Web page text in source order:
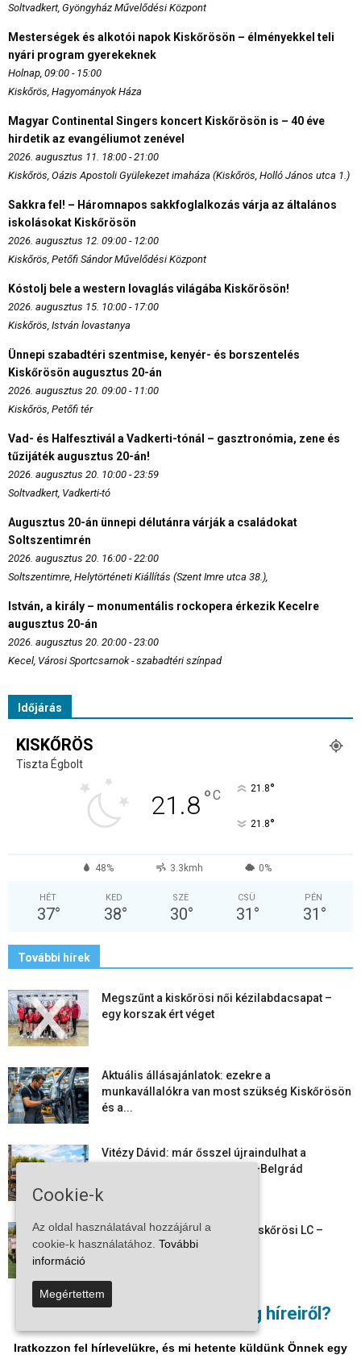
Nem akar lemaradni a térség híreiről?
Iratkozzon fel hírlevelükre, és mi hetente küldünk Önnek egy
Soltvadkert, Gyöngyház Művelődési Központ
Mesterségek és alkotói napok Kiskőrösön – élményekkel teli
nyári program gyerekeknek
Holnap, 09:00 - 15:00
Kiskőrös, Hagyományok Háza
Magyar Continental Singers koncert Kiskőrösön is – 40 éve
hirdetik az evangéliumot zenével
2026. augusztus 11. 18:00 - 21:00
Kiskőrös, Oázis Apostoli Gyülekezet imaháza (Kiskőrös, Holló János utca 1.)
Sakkra fel! – Háromnapos sakkfoglalkozás várja az általános
iskolásokat Kiskőrösön
2026. augusztus 12. 09:00 - 12:00
Kiskőrös, Petőfi Sándor Művelődési Központ
Kóstolj bele a western lovaglás világába Kiskőrösön!
2026. augusztus 15. 10:00 - 17:00
Kiskőrös, István lovastanya
Ünnepi szabadtéri szentmise, kenyér- és borszentelés
Kiskőrösön augusztus 20-án
2026. augusztus 20. 09:00 - 11:00
Kiskőrös, Petőfi tér
Vad- és Halfesztivál a Vadkerti-tónál – gasztronómia, zene és
tűzijáték augusztus 20-án!
2026. augusztus 20. 10:00 - 23:59
Soltvadkert, Vadkerti-tó
Augusztus 20-án ünnepi délutánra várják a családokat
Soltszentimrén
2026. augusztus 20. 16:00 - 22:00
Soltszentimre, Helytörténeti Kiállítás (Szent Imre utca 38.),
István, a király – monumentális rockopera érkezik Kecelre
augusztus 20-án
2026. augusztus 20. 20:00 - 23:00
Kecel, Városi Sportcsarnok - szabadtéri színpad
Időjárás
KISKŐRÖS
Tiszta Égbolt
21.8°C 21.8°
21.8°
48% 3.3kmh 0%
HÉT
37°
KED
38°
SZE
30°
CSÜ
31 °
PÉN
31 °
További hírek
Megszűnt a kiskőrösi női kézilabdacsapat –
egy korszak ért véget
Aktuális állásajánlatok: ezekre a
munkavállalókra van most szükség Kiskőrösön
és a...
Vitézy Dávid: már ősszel újraindulhat a
személyszállítás a Budapest–Belgrád
Megkezdte a felkészülést a Kiskőrösi LC –
együtt maradt a keret,...
Mi történik Európa felett? Ezért nem tud
Cookie-k
Az oldal használatával hozzájárul a
cookie-k használatához. További
információ
Megértettem